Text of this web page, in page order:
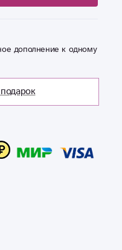
дополнение к одному